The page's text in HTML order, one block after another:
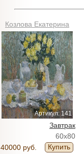
Козлова Екатерина
Артикул: 141
Завтрак
60x80
40000 руб.
Купить